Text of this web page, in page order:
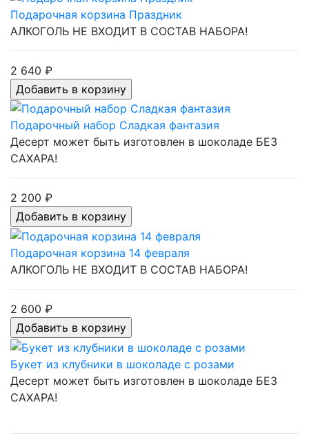
Подарочная корзина Праздник
АЛКОГОЛЬ НЕ ВХОДИТ В СОСТАВ НАБОРА!
2 640 ₽
Подарочный набор Сладкая фантазия
Десерт может быть изготовлен в шоколаде БЕЗ
САХАРА!
2 200 ₽
Подарочная корзина 14 февраля
АЛКОГОЛЬ НЕ ВХОДИТ В СОСТАВ НАБОРА!
2 600 ₽
Букет из клубники в шоколаде с розами
Десерт может быть изготовлен в шоколаде БЕЗ
САХАРА!